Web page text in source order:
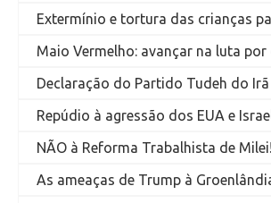
Extermínio e tortura das crianças
Maio Vermelho: avançar na luta
Declaração do Partido Tudeh do Irã
Repúdio à agressão dos EUA e
NÃO à Reforma Trabalhista de Milei!
As ameaças de Trump à